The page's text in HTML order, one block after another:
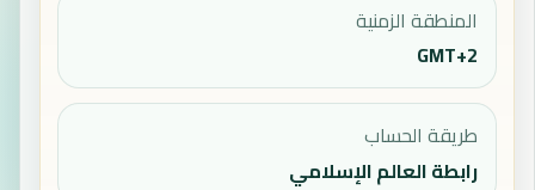
المنطقة الزمنية
GMT+2
طريقة الحساب
رابطة العالم الإسلامي